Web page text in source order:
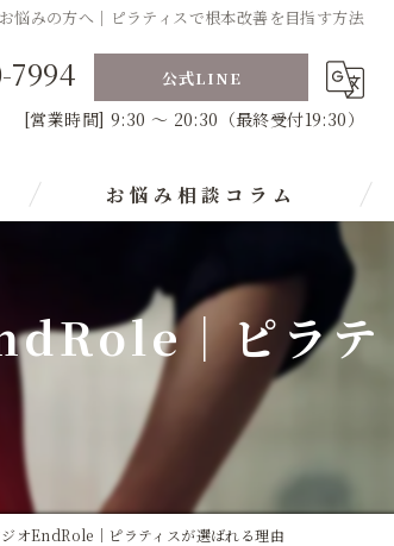
悩みの方へ｜ピラティスで根本改善を目指す方法
7994 公式LINE
[営業時間] 9:30 ～ 20:30（最終受付19:30）
お悩み相談コラム
｜ピラテ
オEndRole｜ピラティスが選ばれる理由